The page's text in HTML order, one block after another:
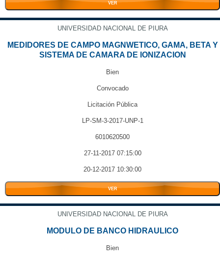
VER
UNIVERSIDAD NACIONAL DE PIURA
MEDIDORES DE CAMPO MAGNWETICO, GAMA, BETA Y
SISTEMA DE CAMARA DE IONIZACION
Bien
Convocado
Licitación Pública
LP-SM-3-2017-UNP-1
6010620500
27-11-2017 07:15:00
20-12-2017 10:30:00
VER
UNIVERSIDAD NACIONAL DE PIURA
MODULO DE BANCO HIDRAULICO
Bien